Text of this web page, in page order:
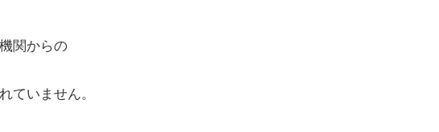
関からの
ていません。